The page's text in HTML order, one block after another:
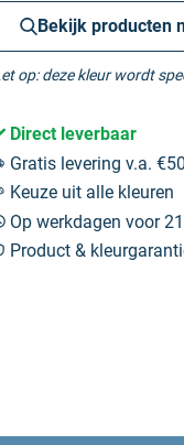
Bekijk producten
op: deze kleur wordt
Direct leverbaar
Gratis levering v.a.
Keuze uit alle kleuren
Op werkdagen voor
Product &